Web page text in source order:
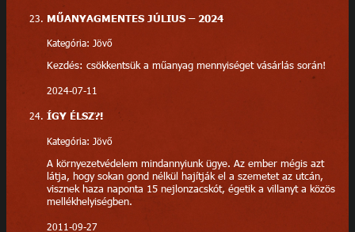
MŰANYAGMENTES JÚLIUS – 2024
Kategória: Jövő
Kezdés: csökkentsük a műanyag mennyiséget vásárlás során!
2024-07-11
ÍGY ÉLSZ?!
Kategória: Jövő
A környezetvédelem mindannyiunk ügye. Az ember mégis azt
látja, hogy sokan gond nélkül hajítják el a szemetet az utcán,
visznek haza naponta 15 nejlonzacskót, égetik a villanyt a közös
mellékhelyiségben.
2011-09-27